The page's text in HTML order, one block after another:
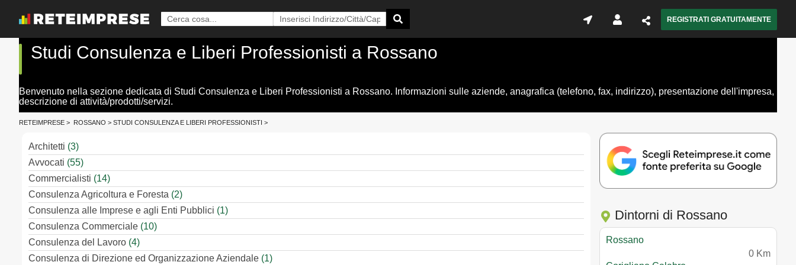
REGISTRATI GRATUITAMENTE
Studi Consulenza e Liberi Professionisti a Rossano
Benvenuto nella sezione dedicata di Studi Consulenza e Liberi Professionisti a Rossano. Informazioni sulle aziende, anagrafica (telefono, fax, indirizzo), presentazione dell'impresa,
descrizione di attività/prodotti/servizi.
RETEIMPRESE > ROSSANO > STUDI CONSULENZA E LIBERI PROFESSIONISTI >
Architetti (3)
Avvocati (55)
Commercialisti (14)
Consulenza Agricoltura e Foresta (2)
Consulenza alle Imprese e agli Enti Pubblici (1)
Consulenza Commerciale (10)
Consulenza del Lavoro (4)
Consulenza di Direzione ed Organizzazione Aziendale (1)
Dintorni di Rossano
Rossano
0 Km